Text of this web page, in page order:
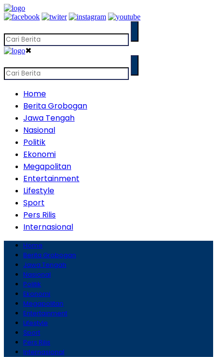
✖
Home
Berita Grobogan
Jawa Tengah
Nasional
Politik
Ekonomi
Megapolitan
Entertainment
Lifestyle
Sport
Pers Rilis
Internasional
Home
Berita Grobogan
Jawa Tengah
Nasional
Politik
Ekonomi
Megapolitan
Entertainment
Lifestyle
Sport
Pers Rilis
Internasional